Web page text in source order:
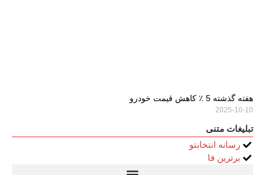
هفته گذشته 5 ٪ کاهش قیمت خودرو
2025-10-10
تبلیغات متنی
رسانه انتخابتو
برترین فا